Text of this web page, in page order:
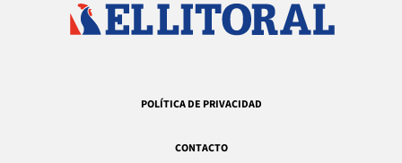
POLÍTICA DE PRIVACIDAD
CONTACTO